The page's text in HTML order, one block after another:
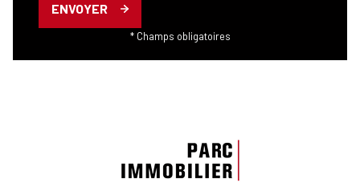
ENVOYER
* Champs obligatoires